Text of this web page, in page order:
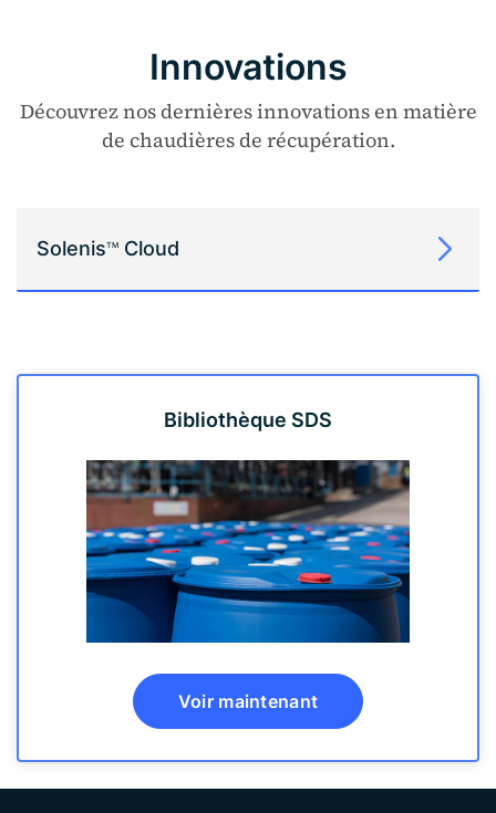
Innovations
Découvrez nos dernières innovations en matière
de chaudières de récupération.
SolenisTM Cloud
Bibliothèque SDS
Voir maintenant